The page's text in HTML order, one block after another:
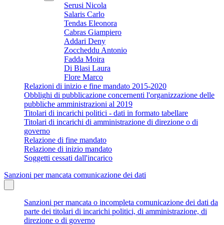
Serusi Nicola
Salaris Carlo
Tendas Eleonora
Cabras Giampiero
Addari Deny
Zoccheddu Antonio
Fadda Moira
Di Blasi Laura
Flore Marco
Relazioni di inizio e fine mandato 2015-2020
Obblighi di pubblicazione concernenti l'organizzazione delle
pubbliche amministrazioni al 2019
Titolari di incarichi politici - dati in formato tabellare
Titolari di incarichi di amministrazione di direzione o di
governo
Relazione di fine mandato
Relazione di inizio mandato
Soggetti cessati dall'incarico
Sanzioni per mancata comunicazione dei dati
Sanzioni per mancata o incompleta comunicazione dei dati da
parte dei titolari di incarichi politici, di amministrazione, di
direzione o di governo